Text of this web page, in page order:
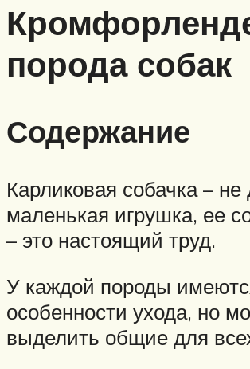
порода собак
Содержание
Карликовая собачка – не
маленькая игрушка, ее
– это настоящий труд.
У каждой породы
особенности ухода, но
выделить общие для